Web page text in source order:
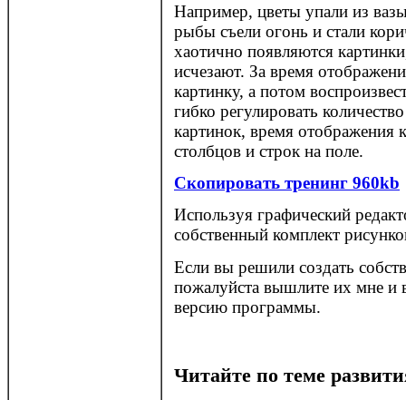
Например, цветы упали из
рыбы съели огонь и стали
хаотично появляются
исчезают. За время
картинку, а потом
гибко регулировать
картинок, время отображения
столбцов и строк на поле.
Скопировать тренинг 960kb
Используя графический
собственный комплект
Если вы решили создать
пожалуйста вышлите их мне
версию программы.
Читайте по теме